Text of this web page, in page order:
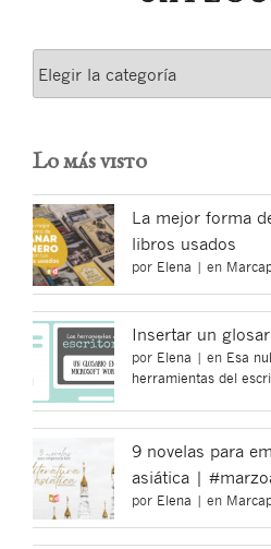
Lo más visto
La mejor forma
libros usados
por Elena | en
Insertar un
por Elena | en Esa
herramientas del
9 novelas para
asiática |
por Elena | en